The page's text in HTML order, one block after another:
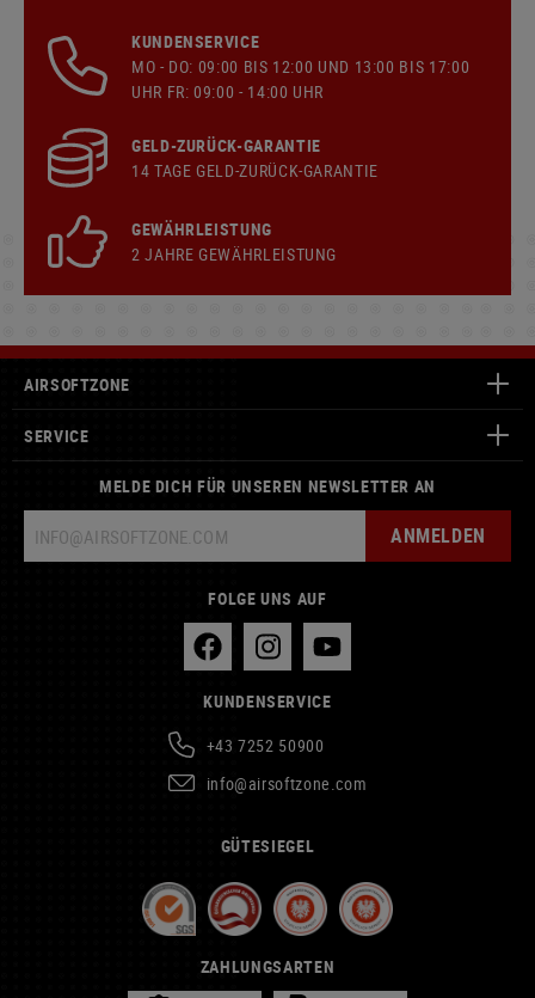
KUNDENSERVICE
MO - DO: 09:00 BIS 12:00 UND 13:00 BIS 17:00
UHR FR: 09:00 - 14:00 UHR
GELD-ZURÜCK-GARANTIE
14 TAGE GELD-ZURÜCK-GARANTIE
GEWÄHRLEISTUNG
2 JAHRE GEWÄHRLEISTUNG
AIRSOFTZONE
SERVICE
MELDE DICH FÜR UNSEREN NEWSLETTER AN
ANMELDEN
FOLGE UNS AUF
KUNDENSERVICE
+43 7252 50900
info@airsoftzone.com
GÜTESIEGEL
ZAHLUNGSARTEN